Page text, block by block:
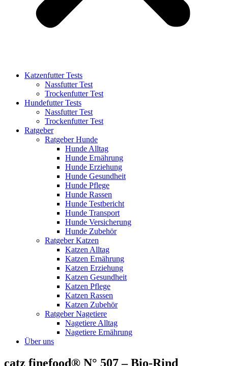
Katzenfutter Tests
Nassfutter Test
Trockenfutter Test
Hundefutter Tests
Nassfutter Test
Trockenfutter Test
Ratgeber
Ratgeber Hunde
Hunde Alltag
Hunde Ernährung
Hunde Erziehung
Hunde Gesundheit
Hunde Pflege
Hunde Rassen
Hunde Testbericht
Hunde Transport
Hunde Versicherung
Hunde Zubehör
Ratgeber Katzen
Katzen Alltag
Katzen Ernährung
Katzen Erziehung
Katzen Gesundheit
Katzen Pflege
Katzen Rassen
Katzen Zubehör
Ratgeber Nagetiere
Nagetiere Alltag
Nagetiere Ernährung
Über uns
catz finefood® N° 507 – Bio-Rind